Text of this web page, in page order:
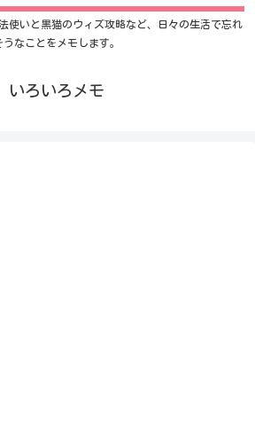
使いと黒猫のウィズ攻略など、日々の生活で忘れ
うなことをメモします。
いろいろメモ